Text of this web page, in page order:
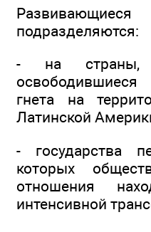
подразделяются:
- на страны,
гнета на
Латинской
- государства
которых
отношения
интенсивной